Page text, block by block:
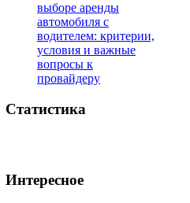
выборе аренды
автомобиля с
водителем: критерии,
условия и важные
вопросы к
провайдеру
Статистика
Интересное